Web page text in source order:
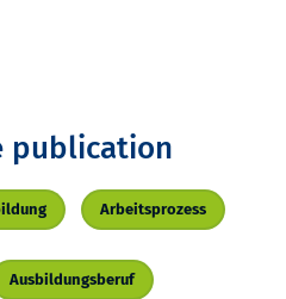
publication
Arbeitsprozess
Ausbildungsberuf